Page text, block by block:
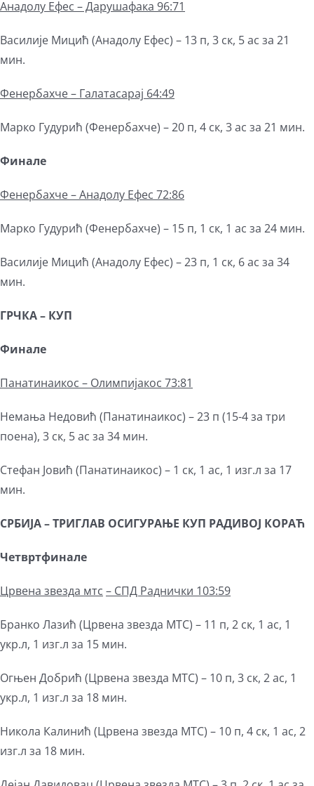
Анадолу Ефес – Дарушафака 96:71
Василије Мицић (Анадолу Ефес) – 13 п, 3 ск, 5 ас за 21
мин.
Фенербахче – Галатасарај 64:49
Марко Гудурић (Фенербахче) – 20 п, 4 ск, 3 ас за 21 мин.
Финале
Фенербахче – Анадолу Ефес 72:86
Марко Гудурић (Фенербахче) – 15 п, 1 ск, 1 ас за 24 мин.
Василије Мицић (Анадолу Ефес) – 23 п, 1 ск, 6 ас за 34
мин.
ГРЧКА – КУП
Финале
Панатинаикос – Олимпијакос 73:81
Немања Недовић (Панатинаикос) – 23 п (15-4 за три
поена), 3 ск, 5 ас за 34 мин.
Стефан Јовић (Панатинаикос) – 1 ск, 1 ас, 1 изг.л за 17
мин.
СРБИЈА – ТРИГЛАВ ОСИГУРАЊЕ КУП РАДИВОЈ КОРАЋ
Четвртфинале
Црвена звезда мтс – СПД Раднички 103:59
Бранко Лазић (Црвена звезда МТС) – 11 п, 2 ск, 1 ас, 1
укр.л, 1 изг.л за 15 мин.
Огњен Добрић (Црвена звезда МТС) – 10 п, 3 ск, 2 ас, 1
укр.л, 1 изг.л за 18 мин.
Никола Калинић (Црвена звезда МТС) – 10 п, 4 ск, 1 ас, 2
изг.л за 18 мин.